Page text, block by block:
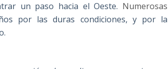
un paso hacia el Oeste. Numerosas
por las duras condiciones, y por la